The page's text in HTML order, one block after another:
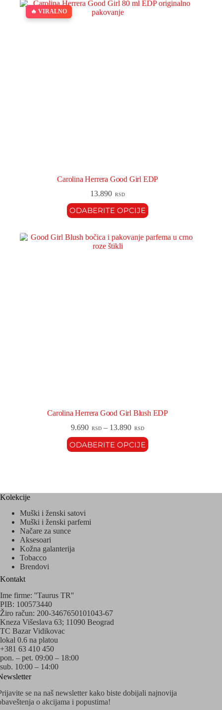
🔥 VIRALNO
Carolina Herrera Good Girl EDP
13.890 RSD
ODABERITE OPCIJE
Carolina Herrera Good Girl Blush EDP
9.690 RSD – 13.890 RSD
ODABERITE OPCIJE
Kolekcije
Muški i ženski satovi
Muški i ženski parfemi
Načare za sunce
Aksesoari
Kožna galanterija
Tobacco
Brendovi
Kontakt
Ime firme: ''Taurus TR''
PIB: 100573440
Žiro račun: 200-3467650101043-67
Kneza Višeslava 63; 11090 Beograd
TC Bazar Vidikovac
lokal 0.6 na platou
+381 63 410 450
pon. – pet. 09:00 – 18:00
sub. 10:00 – 14:00
se na naš newsletter kako biste dobijali najnovija
o akcijama i popustima!